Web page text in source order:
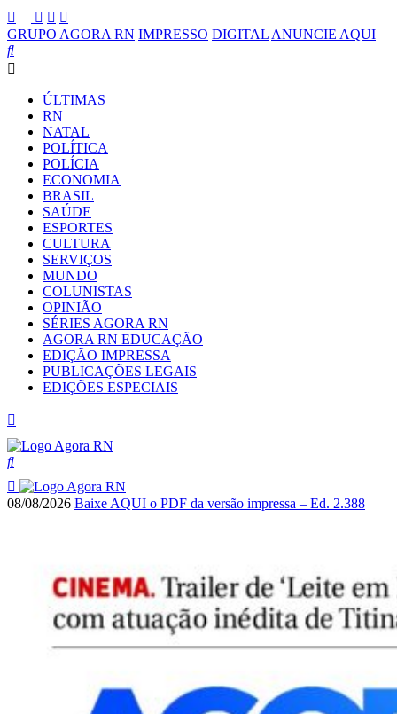
GRUPO AGORA RN IMPRESSO DIGITAL ANUNCIE AQUI
ÚLTIMAS
RN
NATAL
POLÍTICA
POLÍCIA
ECONOMIA
BRASIL
SAÚDE
ESPORTES
CULTURA
SERVIÇOS
MUNDO
COLUNISTAS
OPINIÃO
SÉRIES AGORA RN
AGORA RN EDUCAÇÃO
EDIÇÃO IMPRESSA
PUBLICAÇÕES LEGAIS
EDIÇÕES ESPECIAIS
08/08/2026 Baixe AQUI o PDF da versão impressa – Ed. 2.388